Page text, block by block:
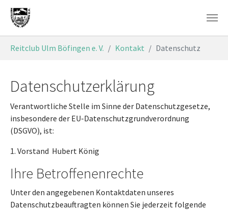
Skip to main content
Reitclub Ulm Böfingen e. V. Kontakt Datenschutz
Datenschutzerklärung
Verantwortliche Stelle im Sinne der Datenschutzgesetze,
insbesondere der EU-Datenschutzgrundverordnung
(DSGVO), ist:
1. Vorstand Hubert König
Ihre Betroffenenrechte
Unter den angegebenen Kontaktdaten unseres
Datenschutzbeauftragten können Sie jederzeit folgende